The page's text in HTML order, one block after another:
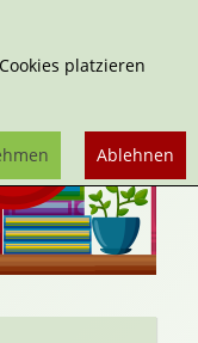
platzieren
Ablehnen